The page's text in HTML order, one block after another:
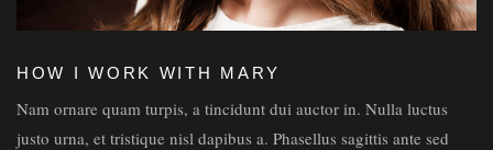
HOW I WORK WITH MARY
Nam ornare quam turpis, a tincidunt dui auctor in. Nulla luctus
justo urna, et tristique nisl dapibus a. Phasellus sagittis ante sed